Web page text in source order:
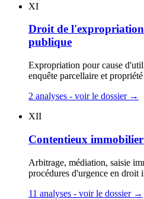
XI
Droit de
publique
Expropriation pour cause
enquête parcellaire et
2 analyses - voir le dossier →
XII
Contentieux
Arbitrage, médiation, saisie
procédures d'urgence en droit
11 analyses - voir le dossier →